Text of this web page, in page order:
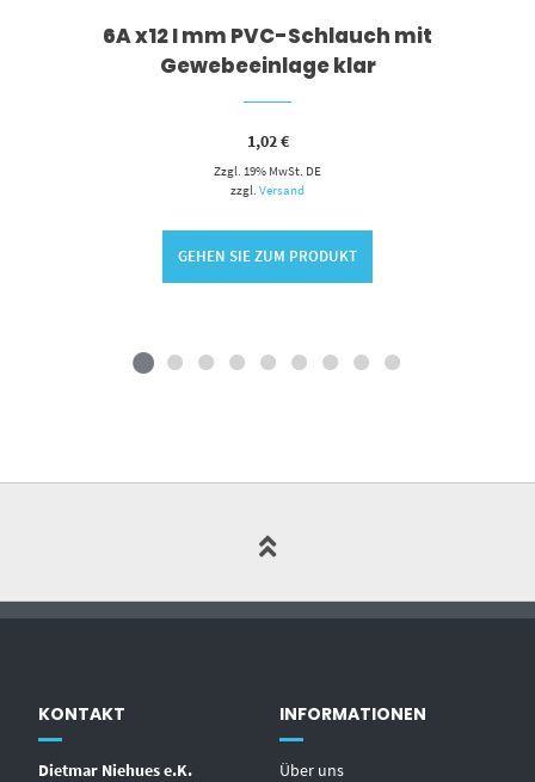
6A x12 I mm PVC-Schlauch mit
Gewebeeinlage klar
1,02€
Zzgl. 19% MwSt. DE
zzgl.Versand
GEHEN SIE ZUM PRODUKT
KONTAKT
Dietmar Niehues e.K.
INFORMATIONEN
Über uns